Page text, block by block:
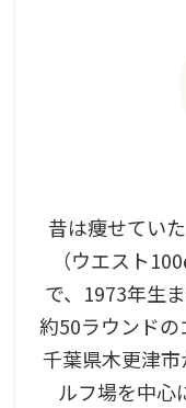
昔は痩せてい
（ウエスト
で、1973年生
約50ラウンドの
千葉県木更津
ルフ場を中心